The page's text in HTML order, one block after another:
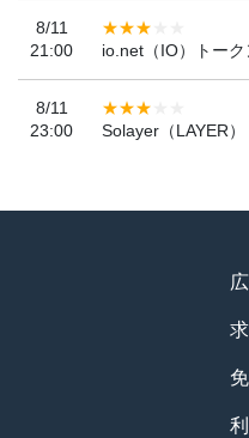
8/11
21:00
io.net（IO）トー
8/11
23:00
Solayer（LAYER